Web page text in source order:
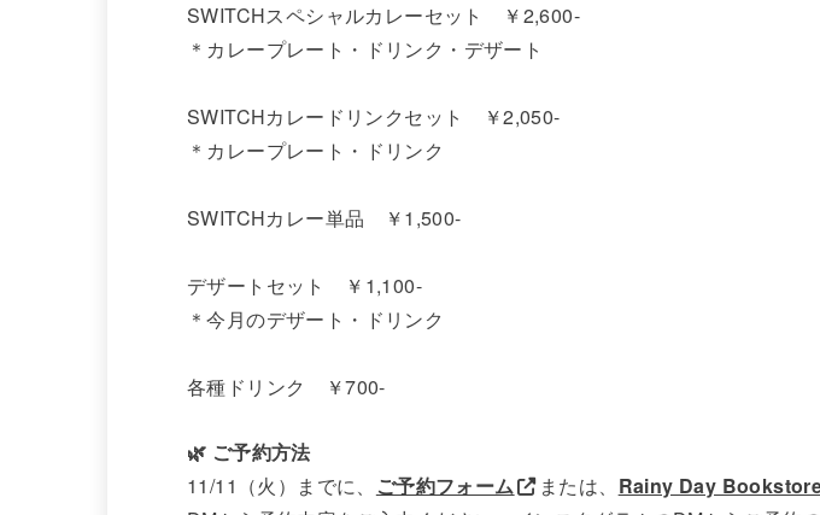
SWITCHスペシャルカレーセット ￥2,600-
＊カレープレート・ドリンク・デザート
SWITCHカレードリンクセット ￥2,050-
＊カレープレート・ドリンク
SWITCHカレー単品 ￥1,500-
デザートセット ￥1,100-
＊今月のデザート・ドリンク
各種ドリンク ￥700-
🌿 ご予約方法
11/11（火）までに、 ご予約フォーム または、 Rainy Day